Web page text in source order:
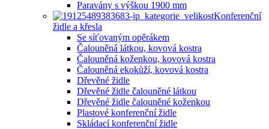
Paravány s výškou 1900 mm
Konferenční
židle a křesla
Se síťovaným opěrákem
Čalouněná látkou, kovová kostra
Čalouněná koženkou, kovová kostra
Čalouněná ekokůží, kovová kostra
Dřevěné židle
Dřevěné židle čalouněné látkou
Dřevěné židle čalouněné koženkou
Plastové konferenční židle
Skládací konferenční židle